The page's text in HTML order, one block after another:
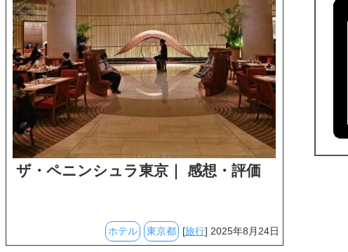
ザ・ペニンシュラ東京｜ 感想・評価
ホテル 東京都 [旅行] 2025年8月24日